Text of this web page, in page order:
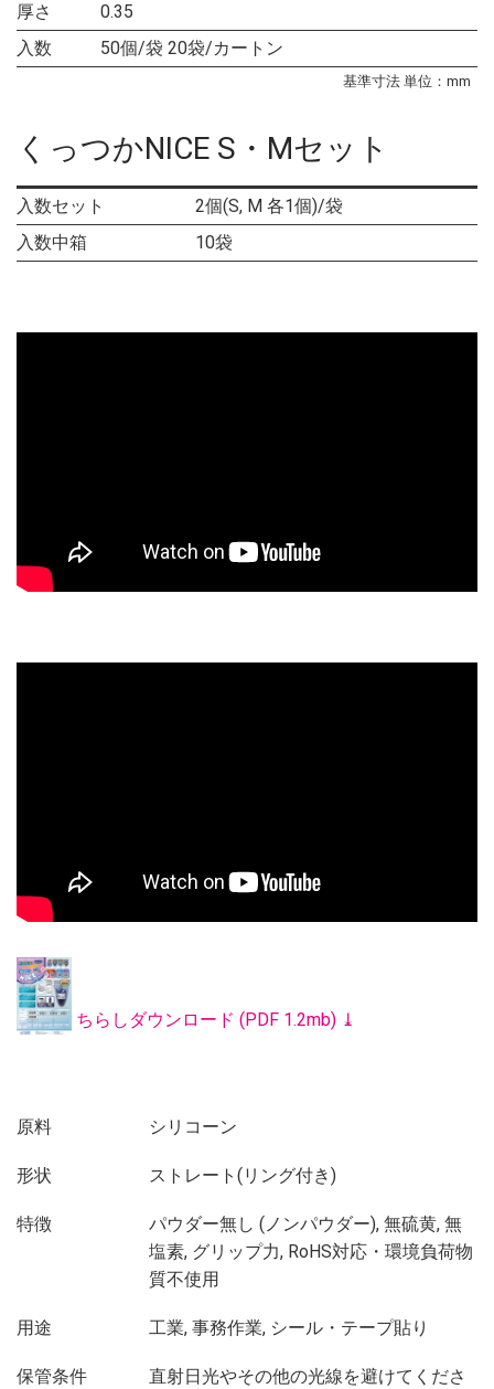
厚さ
0.35
入数
50個/袋 20袋/カートン
基準寸法 単位：mm
くっつかNICE S・Mセット
入数セット
2個(S, M 各1個)/袋
入数中箱
10袋
ちらしダウンロード (PDF 1.2mb) ⤓
原料 シリコーン
形状 ストレート(リング付き)
特徴
パウダー無し (ノンパウダー), 無硫黄, 無
塩素, グリップ力, RoHS対応・環境負荷物
質不使用
用途 工業, 事務作業, シール・テープ貼り
保管条件
直射日光やその他の光線を避けてくださ